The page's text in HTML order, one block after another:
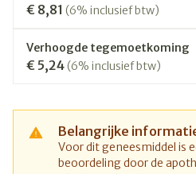
€ 8,81 (6% inclusief btw)
Verhoogde tegemoetkoming
€ 5,24(6% inclusief btw)
Belangrijke
Voor dit geneesmiddel is
beoordeling door de